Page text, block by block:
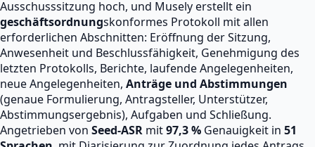
Ausschusssitzung hoch, und Musely erstellt ein
geschäftsordnungskonformes Protokoll mit allen
erforderlichen Abschnitten: Eröffnung der Sitzung,
Anwesenheit und Beschlussfähigkeit, Genehmigung des
letzten Protokolls, Berichte, laufende Angelegenheiten,
neue Angelegenheiten, Anträge und Abstimmungen
(genaue Formulierung, Antragsteller, Unterstützer,
Abstimmungsergebnis), Aufgaben und Schließung.
Angetrieben von Seed-ASR mit97,3 % Genauigkeit in 51